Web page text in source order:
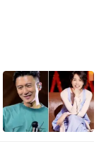
间将有5场活